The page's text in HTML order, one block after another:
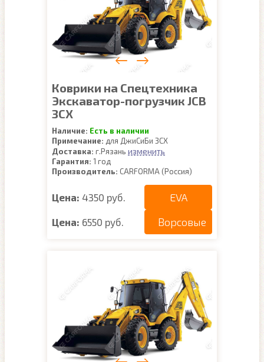
Коврики на Спецтехника
Экскаватор-погрузчик JCB
3CX
Наличие: Есть в наличии
Примечание: для ДжиСиБи 3СХ
Доставка: г.Рязань изменить
Гарантия: 1 год
Производитель: CARFORMA (Россия)
Цена: 4350 руб. EVA
Цена: 6550 руб. Ворсовые